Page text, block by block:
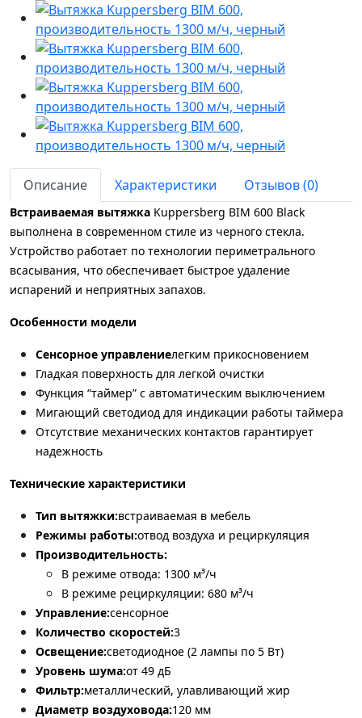
Описание Характеристики Отзывов (0)
Встраиваемая вытяжка Kuppersberg BIM 600 Black
выполнена в современном стиле из черного стекла.
Устройство работает по технологии периметрального
всасывания, что обеспечивает быстрое удаление
испарений и неприятных запахов.
Особенности модели
Сенсорное управлениелегким прикосновением
Гладкая поверхность для легкой очистки
Функция “таймер” с автоматическим выключением
Мигающий светодиод для индикации работы таймера
Отсутствие механических контактов гарантирует
надежность
Технические характеристики
Тип вытяжки:встраиваемая в мебель
Режимы работы:отвод воздуха и рециркуляция
Производительность:
В режиме отвода: 1300 м³/ч
В режиме рециркуляции: 680 м³/ч
Управление:сенсорное
Количество скоростей:3
Освещение:светодиодное (2 лампы по 5 Вт)
Уровень шума:от 49 дБ
Фильтр:металлический, улавливающий жир
Диаметр воздуховода:120 мм